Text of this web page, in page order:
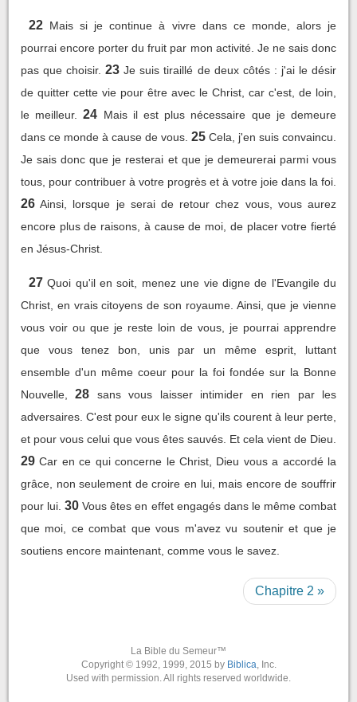
22 Mais si je continue à vivre dans ce monde, alors je
pourrai encore porter du fruit par mon activité. Je ne sais donc
pas que choisir. 23 Je suis tiraillé de deux côtés : j'ai le désir
de quitter cette vie pour être avec le Christ, car c'est, de loin,
le meilleur.
24 Mais il est plus nécessaire que je demeure
dans ce monde à cause de vous. 25 Cela, j'en suis convaincu.
Je sais donc que je resterai et que je demeurerai parmi vous
tous, pour contribuer à votre progrès et à votre joie dans la foi.
26 Ainsi, lorsque je serai de retour chez vous, vous aurez
encore plus de raisons, à cause de moi, de placer votre fierté
en Jésus-Christ.
27 Quoi qu'il en soit, menez une vie digne de l'Evangile du
Christ, en vrais citoyens de son royaume. Ainsi, que je vienne
vous voir ou que je reste loin de vous, je pourrai apprendre
que vous tenez bon, unis par un même esprit, luttant
ensemble d'un même coeur pour la foi fondée sur la Bonne
Nouvelle,
28
sans vous laisser intimider en rien par les
adversaires. C'est pour eux le signe qu'ils courent à leur perte,
et pour vous celui que vous êtes sauvés. Et cela vient de Dieu.
29 Car en ce qui concerne le Christ, Dieu vous a accordé la
grâce, non seulement de croire en lui, mais encore de souffrir
pour lui. 30 Vous êtes en effet engagés dans le même combat
que moi, ce combat que vous m'avez vu soutenir et que je
soutiens encore maintenant, comme vous le savez.
Chapitre 2 »
La Bible du Semeur™
Copyright © 1992, 1999, 2015 by Biblica, Inc.
Used with permission. All rights reserved worldwide.